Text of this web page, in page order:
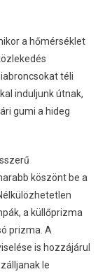
a hőmérséklet
téli
induljunk útnak,
gumi a hideg
köszönt be a
a küllőprizma
prizma. A
is hozzájárul
le